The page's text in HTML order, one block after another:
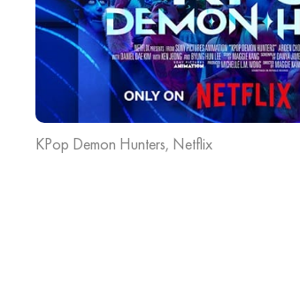
KPop Demon Hunters, Netflix